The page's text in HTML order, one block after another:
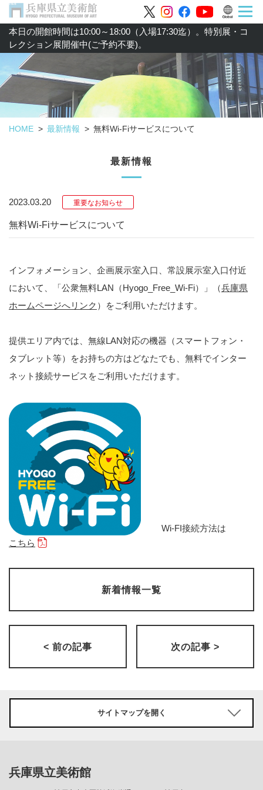
本日の開館時間は10:00～18:00（入場17:30迄）。特別展・コ
レクション展開催中(ご予約不要)。
HOME 最新情報 無料Wi-Fiサービスについて
最新情報
2023.03.20 重要なお知らせ
無料Wi-Fiサービスについて
インフォメーション、企画展示室入口、常設展示室入口付近
において、「公衆無料LAN（Hyogo_Free_Wi-Fi）」（兵庫県
ホームページへリンク ）をご利用いただけます。
提供エリア内では、無線LAN対応の機器（スマートフォン・
タブレット等）をお持ちの方はどなたでも、無料でインター
ネット接続サービスをご利用いただけます。
Wi-FI接続方法は
こちら
新着情報一覧
< 前の記事 次の記事 >
サイトマップを開く
兵庫県立美術館